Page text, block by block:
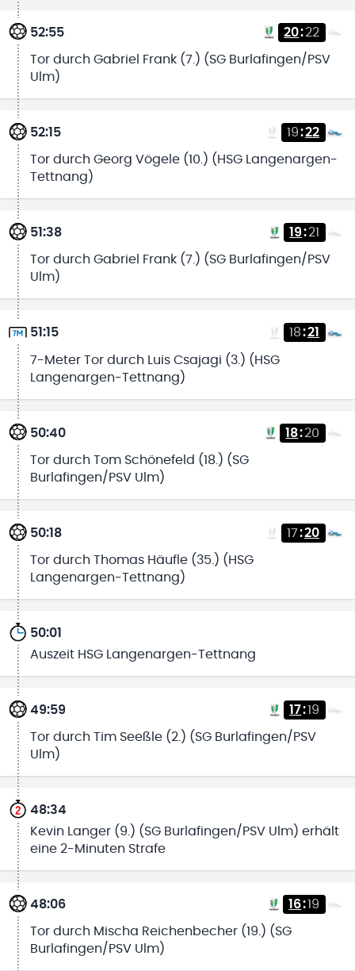
52:55 20:22
Tor durch Gabriel Frank (7.) (SG Burlafingen/PSV
Ulm)
52:15 19:22
Tor durch Georg Vögele (10.) (HSG Langenargen-
Tettnang)
51:38 19:21
Tor durch Gabriel Frank (7.) (SG Burlafingen/PSV
Ulm)
51:15 18:21
7-Meter Tor durch Luis Csajagi (3.) (HSG
Langenargen-Tettnang)
50:40 18:20
Tor durch Tom Schönefeld (18.) (SG
Burlafingen/PSV Ulm)
50:18 17:20
Tor durch Thomas Häufle (35.) (HSG
Langenargen-Tettnang)
50:01
Auszeit HSG Langenargen-Tettnang
49:59 17:19
Tor durch Tim Seeßle (2.) (SG Burlafingen/PSV
Ulm)
48:34
Kevin Langer (9.) (SG Burlafingen/PSV Ulm) erhält
eine 2-Minuten Strafe
48:06 16:19
Tor durch Mischa Reichenbecher (19.) (SG
Burlafingen/PSV Ulm)